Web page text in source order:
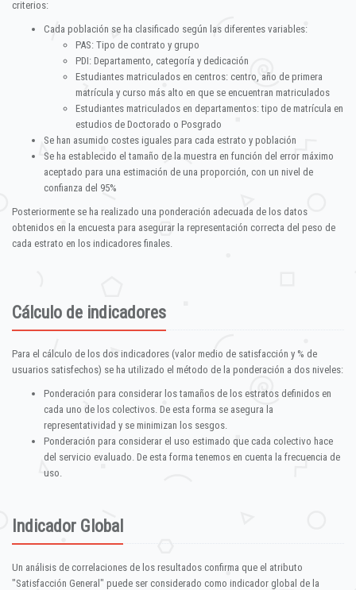
criterios:
Cada población se ha clasificado según las diferentes variables:
PAS: Tipo de contrato y grupo
PDI: Departamento, categoría y dedicación
Estudiantes matriculados en centros: centro, año de primera
matrícula y curso más alto en que se encuentran matriculados
Estudiantes matriculados en departamentos: tipo de matrícula en
estudios de Doctorado o Posgrado
Se han asumido costes iguales para cada estrato y población
Se ha establecido el tamaño de la muestra en función del error máximo
aceptado para una estimación de una proporción, con un nivel de
confianza del 95%
Posteriormente se ha realizado una ponderación adecuada de los datos
obtenidos en la encuesta para asegurar la representación correcta del peso de
cada estrato en los indicadores finales.
Cálculo de indicadores
Para el cálculo de los dos indicadores (valor medio de satisfacción y % de
usuarios satisfechos) se ha utilizado el método de la ponderación a dos niveles:
Ponderación para considerar los tamaños de los estratos definidos en
cada uno de los colectivos. De esta forma se asegura la
representatividad y se minimizan los sesgos.
Ponderación para considerar el uso estimado que cada colectivo hace
del servicio evaluado. De esta forma tenemos en cuenta la frecuencia de
uso.
Indicador Global
Un análisis de correlaciones de los resultados confirma que el atributo
"Satisfacción General" puede ser considerado como indicador global de la